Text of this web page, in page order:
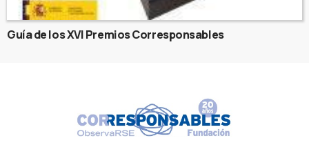
Guía de los XVI Premios Corresponsables